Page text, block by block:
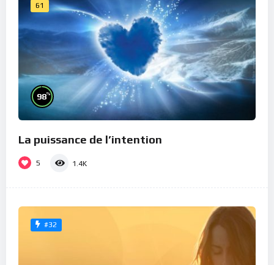
61
98%
La puissance de l’intention
5 1.4K
#32